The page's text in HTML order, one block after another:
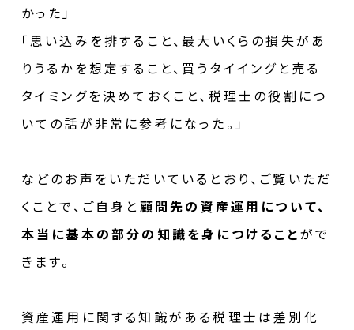
かった」
「思い込みを排すること、最大いくらの損失があ
りうるかを想定すること、買うタイイングと売る
タイミングを決めておくこと、税理士の役割につ
いての話が非常に参考になった。」
などのお声をいただいているとおり、ご覧いただ
くことで、ご自身と 顧問先の資産運用について、
本当に基本の部分の知識を身につけることがで
きます。
資産運用に関する知識がある税理士は差別化